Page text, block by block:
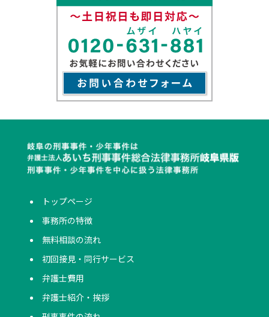
トップページ
事務所の特徴
無料相談の流れ
初回接見・同行サービス
弁護士費用
弁護士紹介・挨拶